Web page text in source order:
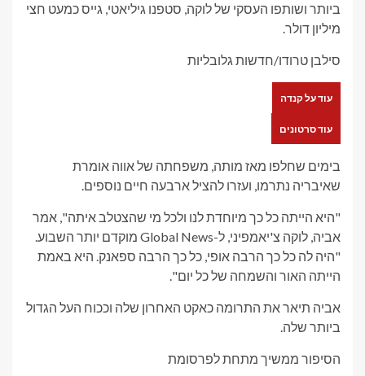
ביותר ושותפו העסקי של לוקה, סטפנו גיליאטי, גייס כמעט חצי
מיליון דולר.
סילבן טרודו/חדשות גלובליות
עוד על קנדה
עוד סרטונים
בימים שחלפו מאז מותה, משפחתה של אווה אומרת
שאיבריה נתרמו, ועזרו להציל ארבעה חיים נוספים.
"היא הייתה כל כך מיוחדת לנו ולכל מי שהצטלב איתה", אמר
אביה, לוקה צ'יאמפיני, ל-Global News מוקדם יותר השבוע.
"היה לה כל כך הרבה אופי, כל כך הרבה ספאנק. היא באמת
הייתה האור והשמחה של כל יום".
אביה תיאר את התרומה כאקט האחרון שלה וככוח העל הגדול
ביותר שלה.
הסיפור ממשיך מתחת לפרסומת